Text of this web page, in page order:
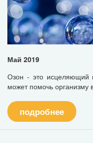
Май 2019
Озон - это исцеляющий
может помочь организму
подробнее